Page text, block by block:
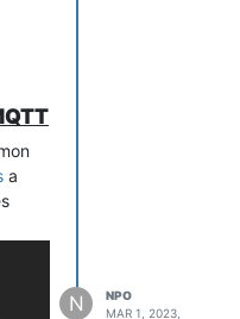
a
N
NPO
MAR 1, 2023,